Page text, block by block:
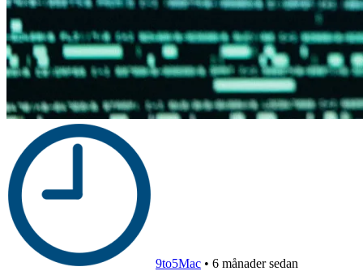
9to5Mac • 6 månader sedan